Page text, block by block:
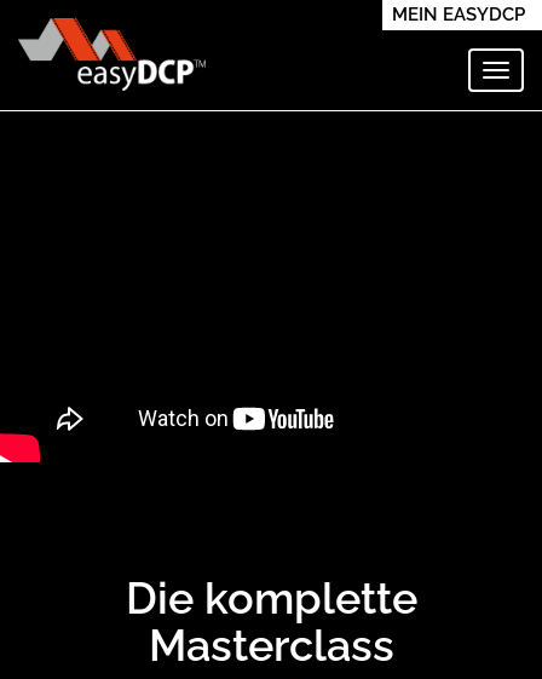
MEIN EASYDCP
Die komplette
Masterclass